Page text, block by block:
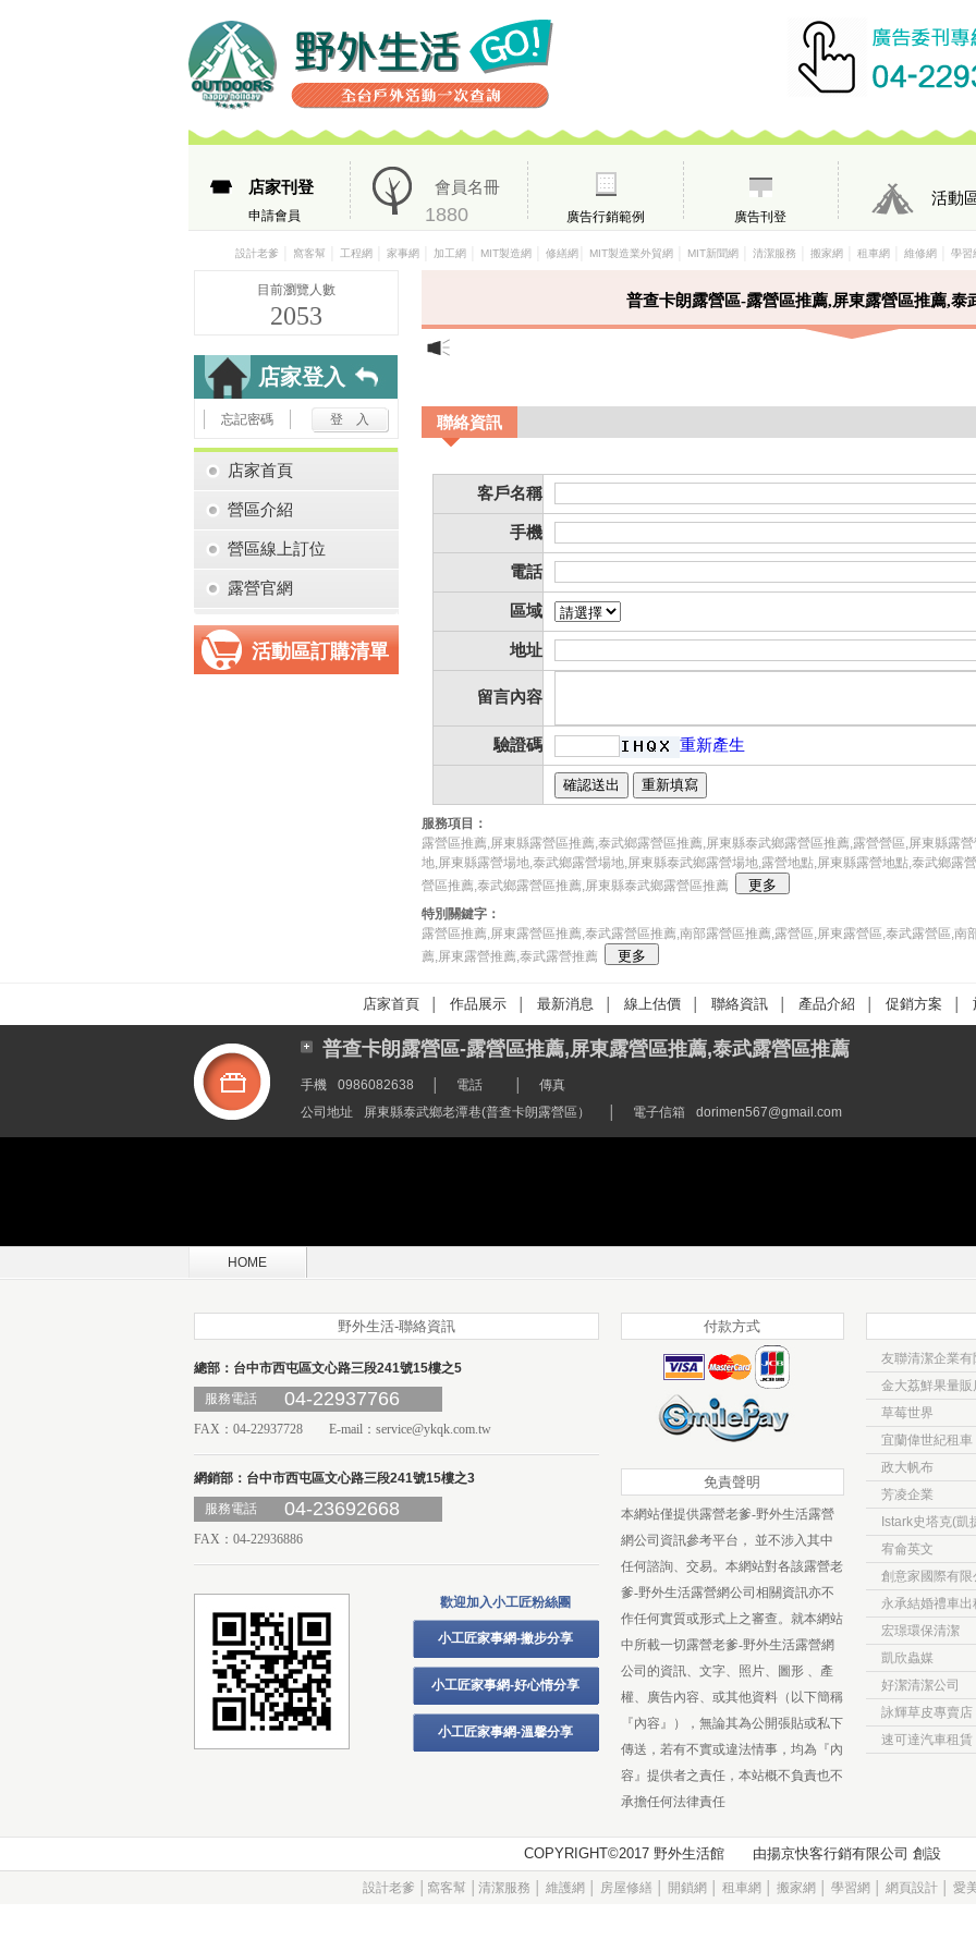
店家刊登
申請會員
會員名冊
1880 廣告行銷範例 廣告刊登
活動
設計老爹 窩客幫 工程網 家事網 加工網 MIT製造網 修繕網 MIT製造業外貿網 MIT新聞網 清潔服務 搬家網 租車網 維修網 學習
目前瀏覽人數
2053
店家登入
忘記密碼
店家首頁
營區介紹
營區線上訂位
露營官網
活動區訂購清單
普查卡朗露營區-露營區推薦,屏東露營區推薦,泰
聯絡資訊
客戶名稱
手機
電話
區域
地址
留言內容
驗證碼 重新產生
服務項目：
露營區推薦,屏東縣露營區推薦,泰武鄉露營區推薦,屏東縣泰武鄉露營區推薦,露營營區,屏東縣露
地,屏東縣露營場地,泰武鄉露營場地,屏東縣泰武鄉露營場地,露營地點,屏東縣露營地點,泰武鄉露
營區推薦,泰武鄉露營區推薦,屏東縣泰武鄉露營區推薦
特別關鍵字：
露營區推薦,屏東露營區推薦,泰武露營區推薦,南部露營區推薦,露營區,屏東露營區,泰武露營區,南
薦,屏東露營推薦,泰武露營推薦
店家首頁 作品展示 最新消息 線上估價 聯絡資訊 產品介紹 促銷方案
普查卡朗露營區-露營區推薦,屏東露營區推薦,泰武露營區推薦
手機 0986082638 電話
傳真
公司地址
屏東縣泰武鄉老潭巷(普查卡朗露營區） 電子信箱 dorimen567@gmail.com
HOME
野外生活-聯絡資訊
總部：台中市西屯區文心路三段241號15樓之5
服務電話
04-22937766
FAX：04-22937728 E-mail： service@ykqk.com.tw
網銷部：台中市西屯區文心路三段241號15樓之3
服務電話
04-23692668
FAX：04-22936886
歡迎加入小工匠粉絲團
小工匠家事網-撇步分享
小工匠家事網-好心情分享
小工匠家事網-溫馨分享
付款方式
免責聲明
本網站僅提供露營老爹-野外生活露營
網公司資訊參考平台， 並不涉入其中
任何諮詢、交易。本網站對各該露營老
爹-野外生活露營網公司相關資訊亦不
作任何實質或形式上之審查。就本網站
中所載一切露營老爹-野外生活露營網
公司的資訊、文字、照片、圖形 、產
權、廣告內容、或其他資料（以下簡稱
『內容』），無論其為公開張貼或私下
傳送，若有不實或違法情事，均為『內
容』提供者之責任，本站概不負責也不
承擔任何法律責任
友聯清潔企業有
金大荔鮮果量販
草莓世界
宜蘭偉世紀租車
政大帆布
芳凌企業
Istark史塔克(凱
宥侖英文
創意家國際有限
永承結婚禮車出
宏璟環保清潔
凱欣蟲媒
好潔清潔公司
詠輝草皮專賣店
速可達汽車租賃
COPYRIGHT©2017 野外生活館 由揚京快客行銷有限公司 創設
設計老爹 窩客幫 清潔服務 維護網 房屋修繕 開鎖網 租車網 搬家網 學習網 網頁設計 愛